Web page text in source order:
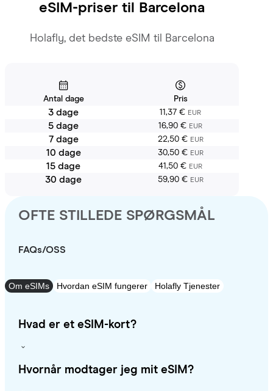
eSIM-priser til Barcelona
Holafly, det bedste eSIM til Barcelona
Antal dage Pris
3 dage 11,37 € EUR
5 dage 16,90 € EUR
7 dage 22,50 € EUR
10 dage 30,50 € EUR
15 dage 41,50 € EUR
30 dage 59,90 € EUR
OFTE STILLEDE SPØRGSMÅL
FAQs/OSS
Om eSIMs Hvordan eSIM fungerer Holafly Tjenester
Hvad er et eSIM-kort?
Hvornår modtager jeg mit eSIM?